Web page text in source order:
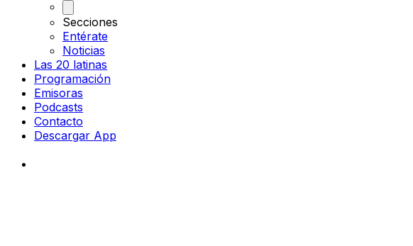
Secciones
Entérate
Noticias
Las 20 latinas
Programación
Emisoras
Podcasts
Contacto
Descargar App